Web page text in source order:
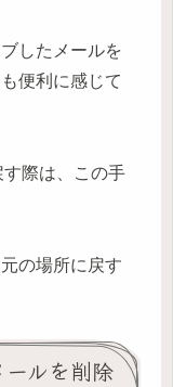
したメールを
便利に感じて
際は、この手
の場所に戻す
ルを削除